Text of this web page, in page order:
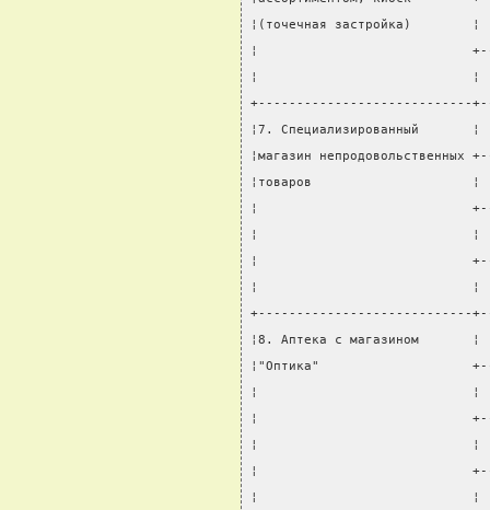
¦(точечная застройка)
¦
¦                            ¦
+----------------------------
¦7. Специализированный
¦магазин
¦товаров                     ¦
¦
¦                            ¦
¦
¦                            ¦
+----------------------------
¦8. Аптека с магазином
¦"Оптика"
¦                            ¦
¦
¦                            ¦
¦
¦                            ¦